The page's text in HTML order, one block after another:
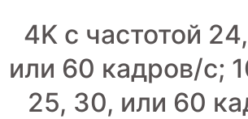
iPad
Watch
iMac
4K с частотой
или 60 кадров/с;
25, 30, или 60